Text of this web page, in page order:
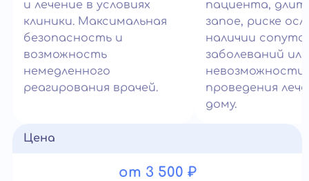
и лечение в условиях
клиники. Максимальная
безопасность и
возможность
немедленного
реагирования врачей.
пациента,
запое, риске
наличии
заболеваний или
невозможности
проведения
дому.
Цена
от 3 500 ₽